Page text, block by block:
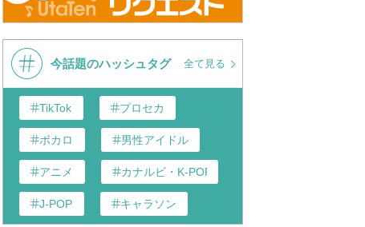
今話題のハッシュタグ 全て見る
TikTok プロセカ
ボカロ 男性アイドル
アニメ カナルビ・K-POP和訳
J-POP キャラソン